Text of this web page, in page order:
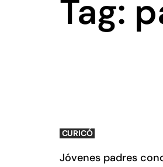
Tag:
CURICÓ
Jóvenes padres